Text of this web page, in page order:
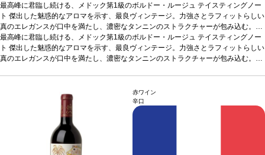
最高峰に君臨し続ける、メドック第1級のボルドー・ルージュ テイスティングノー
ト 傑出した魅惑的なアロマを示す、最良ヴィンテージ。力強さとラフィットらしい
真のエレガンスが口中を満たし、濃密なタンニンのストラクチャーが包み込む。終
わりなき余韻に酔いしれられる1本。葡萄品種カベルネ・ソーヴィニヨン 93%、
メルロー 7%
最高峰に君臨し続ける、メドック第1級のボルドー・ルージュ テイスティングノー
ト 傑出した魅惑的なアロマを示す、最良ヴィンテージ。力強さとラフィットらしい
真のエレガンスが口中を満たし、濃密なタンニンのストラクチャーが包み込む。終
赤ワイン
辛口